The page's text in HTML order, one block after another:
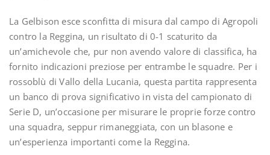
La Gelbison esce sconfitta di misura dal campo di Agropoli
contro la Reggina, un risultato di 0-1 scaturito da
un’amichevole che, pur non avendo valore di classifica, ha
fornito indicazioni preziose per entrambe le squadre. Per i
rossoblù di Vallo della Lucania, questa partita rappresenta
un banco di prova significativo in vista del campionato di
Serie D, un’occasione per misurare le proprie forze contro
una squadra, seppur rimaneggiata, con un blasone e
un’esperienza importanti come la Reggina.